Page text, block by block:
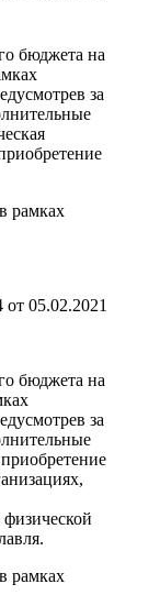
бюджета на
за
рамках
от 05.02.2021
бюджета на
за
рамках